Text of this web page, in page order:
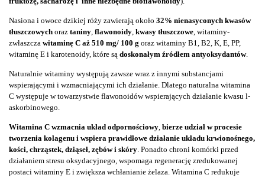
Nasiona i owoce dzikiej róży zawierają około 32% nienasyconych kwasów
tłuszczowych oraz taniny, flawonoidy, kwasy tłuszczowe, witaminy-
zwłaszcza witaminę C aż 510 mg/ 100 g oraz witaminy B1, B2, K, E, PP,
witaminę E i karotenoidy, które są doskonałym źródłem antyoksydantów.
Naturalnie witaminy występują zawsze wraz z innymi substancjami
wspierającymi i wzmacniającymi ich działanie. Dlatego naturalna witamina
C występuje w towarzystwie flawonoidów wspierających działanie kwasu l-
askorbinowego.
Witamina C wzmacnia układ odpornościowy, bierze udział w procesie
tworzenia kolagenu i wspiera prawidłowe działanie układu krwionośnego,
kości, chrząstek, dziąseł, zębów i skóry. Ponadto chroni komórki przed
działaniem stresu oksydacyjnego, wspomaga regenerację zredukowanej
postaci witaminy E i zwiększa wchłanianie żelaza. Witamina C redukuje